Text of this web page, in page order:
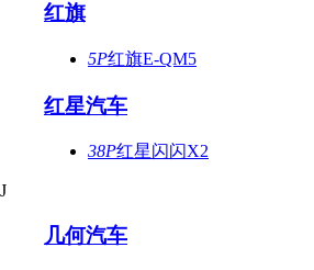
红旗
5P红旗E-QM5
红星汽车
38P红星闪闪X2
J
几何汽车